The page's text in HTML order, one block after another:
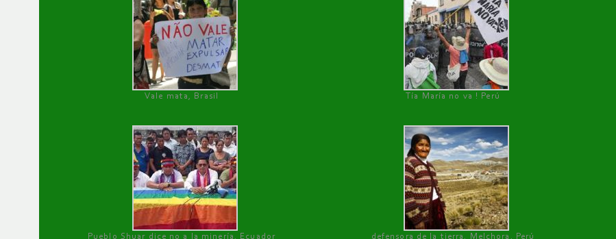
Vale mata, Brasil Tía María no va ! Perú
Pueblo Shuar dice no a la minería, Ecuador defensora de la tierra, Melchora, Perú